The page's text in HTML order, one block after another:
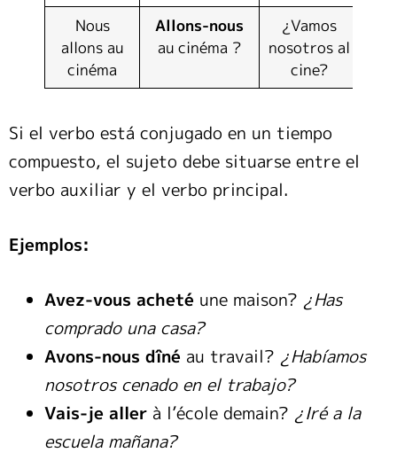
Nous
allons au
cinéma
Allons-nous
au cinéma ?
¿Vamos
nosotros al
cine?
Si el verbo está conjugado en un tiempo
compuesto, el sujeto debe situarse entre el
verbo auxiliar y el verbo principal.
Ejemplos:
Avez-vous acheté une maison? ¿Has
comprado una casa?
Avons-nous dîné au travail? ¿Habíamos
nosotros cenado en el trabajo?
Vais-je aller à l’école demain? ¿Iré a la
escuela mañana?